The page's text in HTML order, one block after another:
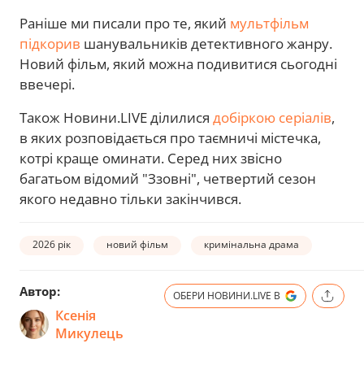
Раніше ми писали про те, який мультфільм
підкорив шанувальників детективного жанру.
Новий фільм, який можна подивитися сьогодні
ввечері.
Також Новини.LIVE ділилися добіркою серіалів,
в яких розповідається про таємничі містечка,
котрі краще оминати. Серед них звісно
багатьом відомий "Ззовні", четвертий сезон
якого недавно тільки закінчився.
2026 рік новий фільм кримінальна драма
Автор:
Ксенія
Микулець
ОБЕРИ НОВИНИ.LIVE В